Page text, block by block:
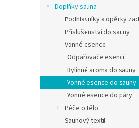
Doplňky sauna
Podhlavníky a opěrky zad
Příslušenství do sauny
Vonné esence
Odpařovače esencí
Bylinné aroma do sauny
Vonné esence do sauny
Vonné esence do páry
Péče o tělo
Saunový textil